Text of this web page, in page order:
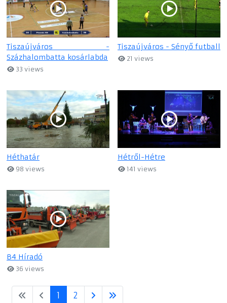
Tiszaújváros -
Százhalombatta kosárlabda
33 views
Tiszaújváros - Sényő futball
21 views
Héthatár
98 views
Hétről-Hétre
141 views
B4 Híradó
36 views
1 2